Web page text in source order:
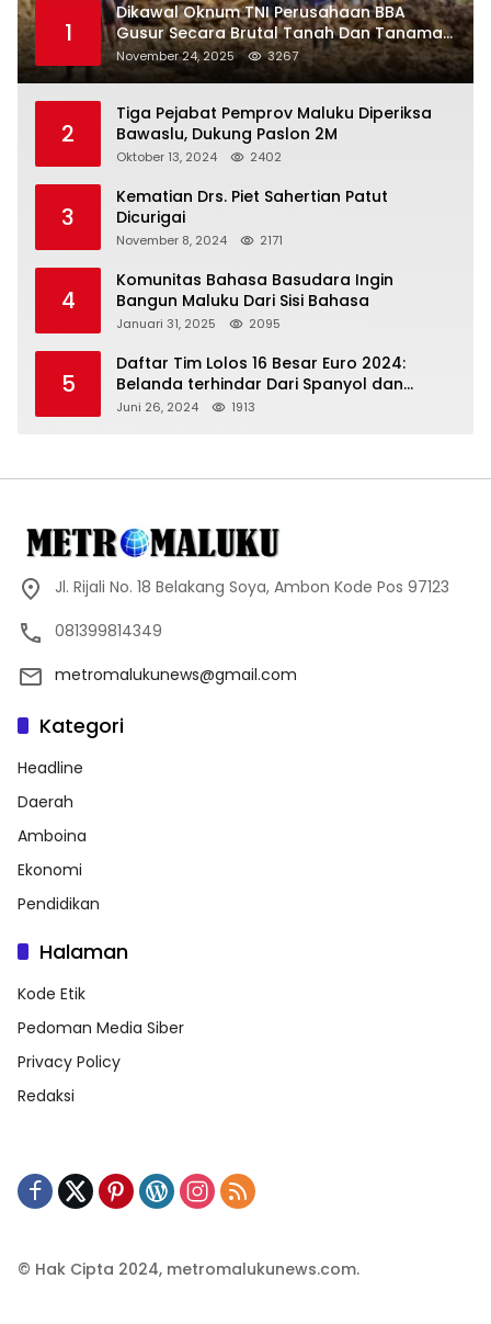
1
Dikawal Oknum TNI Perusahaan BBA
Gusur Secara Brutal Tanah Dan Tanaman
Warga, Akademisi Unpatti Minta Pangdam
Tertibkan Anggotanya
November 24, 2025 3267
2
Tiga Pejabat Pemprov Maluku Diperiksa
Bawaslu, Dukung Paslon 2M
Oktober 13, 2024 2402
3
Kematian Drs. Piet Sahertian Patut
Dicurigai
November 8, 2024 2171
4
Komunitas Bahasa Basudara Ingin
Bangun Maluku Dari Sisi Bahasa
Januari 31, 2025 2095
5
Daftar Tim Lolos 16 Besar Euro 2024:
Belanda terhindar Dari Spanyol dan
Ingriss, Prancis Bertemu Belgia
Juni 26, 2024 1913
Jl. Rijali No. 18 Belakang Soya, Ambon Kode Pos 97123
081399814349
metromalukunews@gmail.com
Kategori
Headline
Daerah
Amboina
Ekonomi
Pendidikan
Halaman
Kode Etik
Pedoman Media Siber
Privacy Policy
Redaksi
© Hak Cipta 2024, metromalukunews.com.